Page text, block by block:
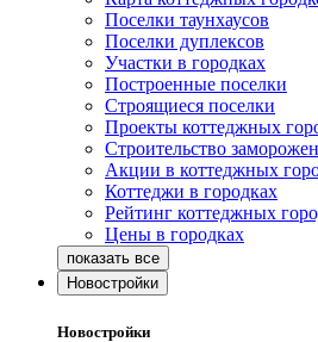
Поселки таунхаусов
Поселки дуплексов
Участки в городках
Построенные поселки
Строящиеся поселки
Проекты коттеджных
Строительство
Акции в коттеджных
Коттеджи в городках
Рейтинг коттеджных
Цены в городках
Новостройки
Новостройки